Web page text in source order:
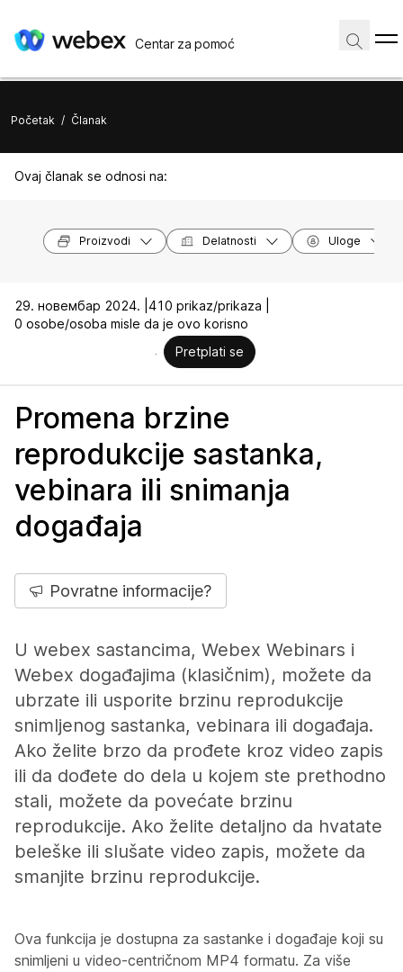
Centar za pomoć
Početak / Članak
Ovaj članak se odnosi na:
Proizvodi Delatnosti Uloge
29. новембар 2024. | 410 prikaz/prikaza |
0 osobe/osoba misle da je ovo korisno
Pretplati se
Promena brzine
reprodukcije sastanka,
vebinara ili snimanja
događaja
Povratne informacije?
U webex sastancima, Webex Webinars i
Webex događajima (klasičnim), možete da
ubrzate ili usporite brzinu reprodukcije
snimljenog sastanka, vebinara ili događaja.
Ako želite brzo da prođete kroz video zapis
ili da dođete do dela u kojem ste prethodno
stali, možete da povećate brzinu
reprodukcije. Ako želite detaljno da hvatate
beleške ili slušate video zapis, možete da
smanjite brzinu reprodukcije.
Ova funkcija je dostupna za sastanke i događaje koji su
snimljeni u video-centričnom MP4 formatu. Za više